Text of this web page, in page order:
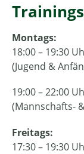
Montags:
18:00 – 19:30
(Jugend &
19:00 – 22:00
(Mannschafts-
Freitags:
17:30 – 19:30